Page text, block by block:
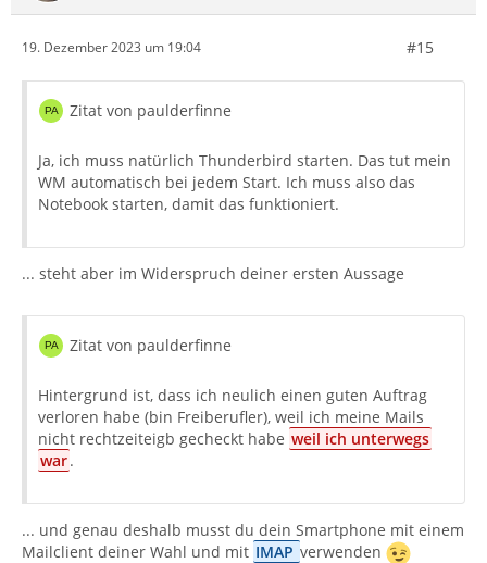
19. Dezember 2023 um 19:04 #15
Zitat von paulderfinne
Ja, ich muss natürlich Thunderbird starten. Das tut mein
WM automatisch bei jedem Start. Ich muss also das
Notebook starten, damit das funktioniert.
... steht aber im Widerspruch deiner ersten Aussage
Zitat von paulderfinne
Hintergrund ist, dass ich neulich einen guten Auftrag
verloren habe (bin Freiberufler), weil ich meine Mails
nicht rechtzeiteigb gecheckt habe weil ich unterwegs
war.
... und genau deshalb musst du dein Smartphone mit einem
Mailclient deiner Wahl und mit IMAP verwenden